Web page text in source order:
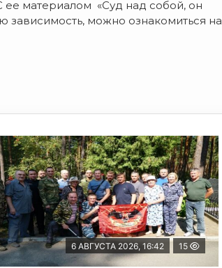
ее материалом «Суд над собой, он
зависимость, можно ознакомиться на
6 АВГУСТА 2026, 16:42 15